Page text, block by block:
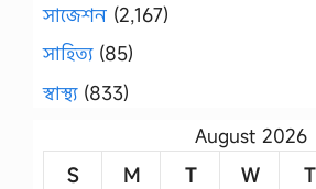
সাজেশন (2,167)
সাহিত্য(85)
স্বাস্থ্য(833)
August 2026
S
M T W T